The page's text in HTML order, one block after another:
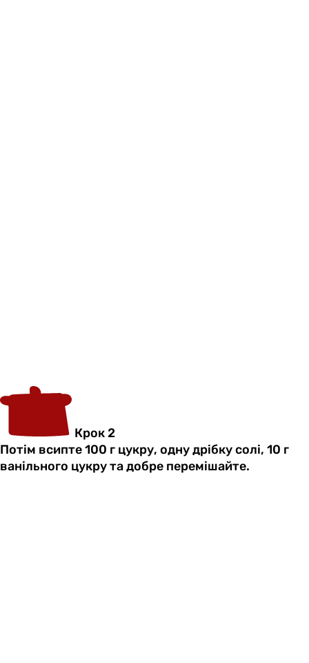
Крок 2
Потім всипте 100 г цукру, одну дрібку солі, 10 г
ванільного цукру та добре перемішайте.